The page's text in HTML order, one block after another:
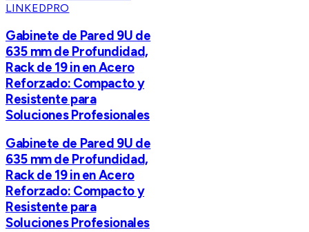
LINKEDPRO
Gabinete de Pared 9U de
635 mm de Profundidad,
Rack de 19 in en Acero
Reforzado: Compacto y
Resistente para
Soluciones Profesionales
Gabinete de Pared 9U de
635 mm de Profundidad,
Rack de 19 in en Acero
Reforzado: Compacto y
Resistente para
Soluciones Profesionales